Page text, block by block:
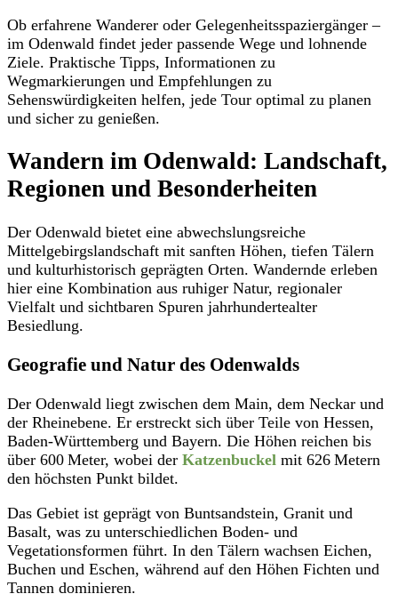
Ob erfahrene Wanderer oder Gelegenheitsspaziergänger –
im Odenwald findet jeder passende Wege und lohnende
Ziele. Praktische Tipps, Informationen zu
Wegmarkierungen und Empfehlungen zu
Sehenswürdigkeiten helfen, jede Tour optimal zu planen
und sicher zu genießen.
Wandern im Odenwald: Landschaft,
Regionen und Besonderheiten
Der Odenwald bietet eine abwechslungsreiche
Mittelgebirgslandschaft mit sanften Höhen, tiefen Tälern
und kulturhistorisch geprägten Orten. Wandernde erleben
hier eine Kombination aus ruhiger Natur, regionaler
Vielfalt und sichtbaren Spuren jahrhundertealter
Besiedlung.
Geografie und Natur des Odenwalds
Der Odenwald liegt zwischen dem Main, dem Neckar und
der Rheinebene. Er erstreckt sich über Teile von Hessen,
Baden-Württemberg und Bayern. Die Höhen reichen bis
über 600 Meter, wobei der Katzenbuckel mit 626 Metern
den höchsten Punkt bildet.
Das Gebiet ist geprägt von Buntsandstein, Granit und
Basalt, was zu unterschiedlichen Boden- und
Vegetationsformen führt. In den Tälern wachsen Eichen,
Buchen und Eschen, während auf den Höhen Fichten und
Tannen dominieren.